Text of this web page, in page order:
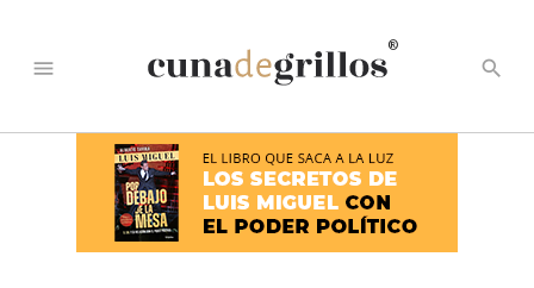
menu
®
search